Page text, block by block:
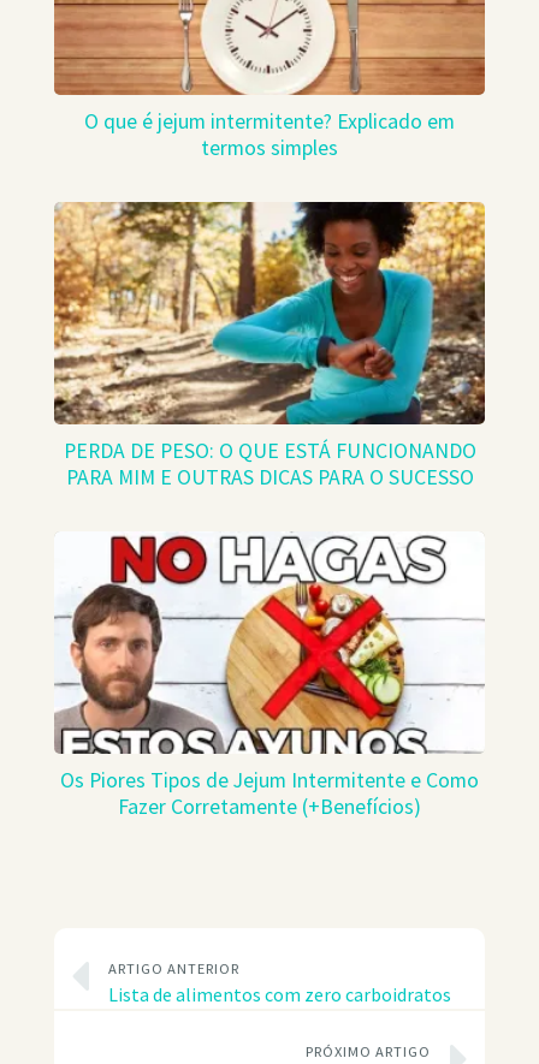
O que é jejum intermitente? Explicado em
termos simples
PERDA DE PESO: O QUE ESTÁ FUNCIONANDO
PARA MIM E OUTRAS DICAS PARA O SUCESSO
Os Piores Tipos de Jejum Intermitente e Como
Fazer Corretamente (+Benefícios)
ARTIGO ANTERIOR
Lista de alimentos com zero carboidratos
PRÓXIMO ARTIGO